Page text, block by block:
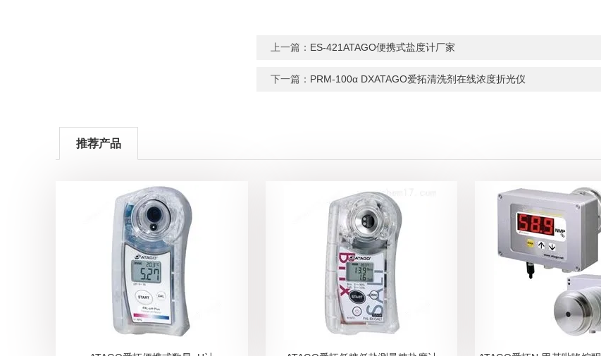
上一篇： ES-421ATAGO便携式盐度计厂家
下一篇： PRM-100α DXATAGO爱拓清洗剂在线浓度折光仪
推荐产品